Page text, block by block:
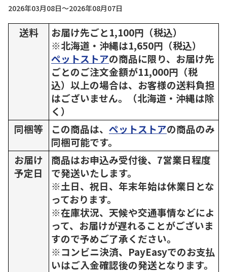
2026年03月08日～2026年08月07日
送料
お届け先ごと1,100円（税込）
※北海道・沖縄は1,650円（税込）
ペットストアの商品に限り、お届け先
ごとのご注文金額が11,000円（税
込）以上の場合は、お客様の送料負担
はございません。（北海道・沖縄は除
く）
同梱等
この商品は、 ペットストアの商品のみ
同梱可能です。
お届け
予定日
商品はお申込み受付後、7営業日程度
で発送いたします。
※土日、祝日、年末年始は休業日とな
っております。
※在庫状況、天候や交通事情などによ
って、お届けが遅れることがございま
すので予めご了承ください。
※コンビニ決済、PayEasyでのお支払
いはご入金確認後の発送となります。